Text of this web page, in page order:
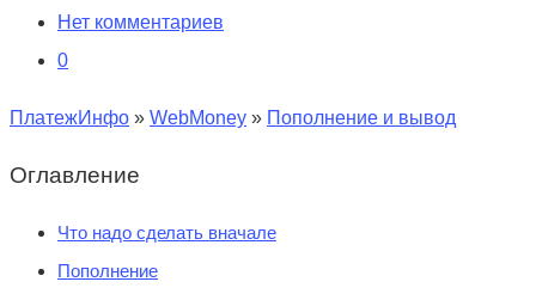
Нет комментариев
0
ПлатежИнфо » WebMoney » Пополнение и вывод
Оглавление
Что надо сделать вначале
Пополнение